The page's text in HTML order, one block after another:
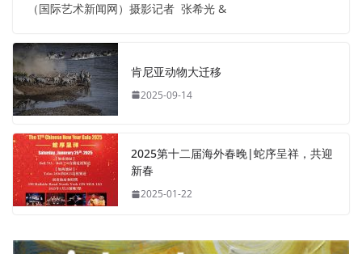
（国际艺术新闻网）摄影记者 张希光 &
肯尼亚动物大迁移
2025-09-14
2025第十二届海外春晚|蛇序呈祥，共迎
新春
2025-01-22